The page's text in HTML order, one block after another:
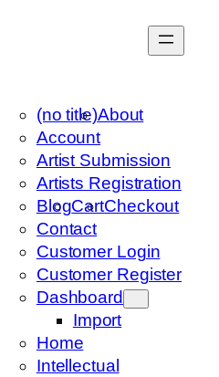
(no title)About
Account
Artist Submission
Artists Registration
BlogCartCheckout
Contact
Customer Login
Customer Register
Dashboard
Import
Home
Intellectual